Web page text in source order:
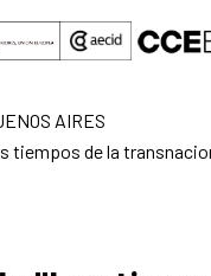
principal
AIRES